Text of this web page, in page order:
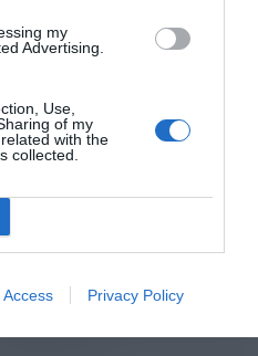
my
Advertising.
Use,
of my
with the
collected.
Access Privacy Policy